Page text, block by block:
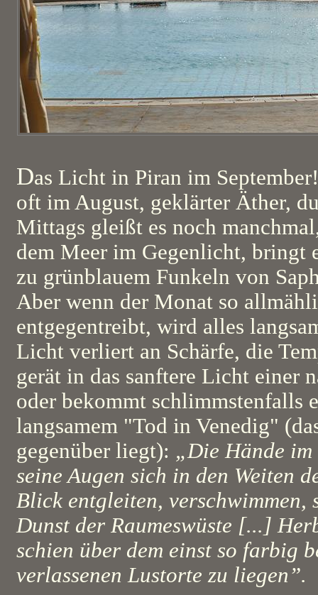
Das Licht in Piran im
oft im August, geklärter Äther,
Mittags gleißt es noch
dem Meer im Gegenlicht, bringt
zu grünblauem Funkeln von
Aber wenn der Monat so
entgegentreibt, wird alles
Licht verliert an Schärfe, die
gerät in das sanftere Licht einer
oder bekommt schlimmstenfalls
langsamem "Tod in Venedig"
gegenüber liegt): „Die Hände
seine Augen sich in den Weiten
Blick entgleiten, verschwimmen,
Dunst der Raumeswüste [...]
schien über dem einst so farbig
verlassenen Lustorte zu liegen”.